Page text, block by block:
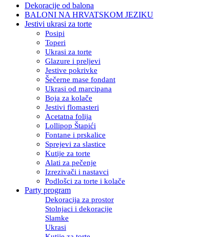
Dekoracije od balona
BALONI NA HRVATSKOM JEZIKU
Jestivi ukrasi za torte
Posipi
Toperi
Ukrasi za torte
Glazure i preljevi
Jestive pokrivke
Šečerne mase fondant
Ukrasi od marcipana
Boja za kolače
Jestivi flomasteri
Acetatna folija
Lollipop Štapići
Fontane i prskalice
Sprejevi za slastice
Kutije za torte
Alati za pečenje
Izrezivači i nastavci
Podlošci za torte i kolače
Party program
Dekoracija za prostor
Stolnjaci i dekoracije
Slamke
Ukrasi